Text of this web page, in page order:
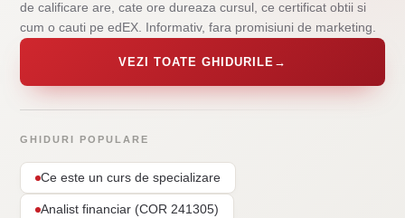
de calificare are, cate ore dureaza cursul, ce certificat obtii si
cum o cauti pe edEX. Informativ, fara promisiuni de marketing.
VEZI TOATE GHIDURILE →
GHIDURI POPULARE
Ce este un curs de specializare
Analist financiar (COR 241305)